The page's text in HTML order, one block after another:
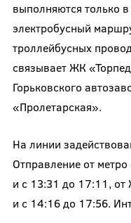
выполняются только
электробусный
троллейбусных
связывает ЖК
Горьковского
«Пролетарская».
На линии
Отправление от
и с 13:31 до 17:11,
и с 14:16 до 17:56.